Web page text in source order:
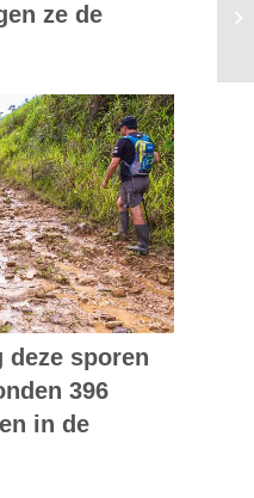
ze de
deze sporen
396
in de